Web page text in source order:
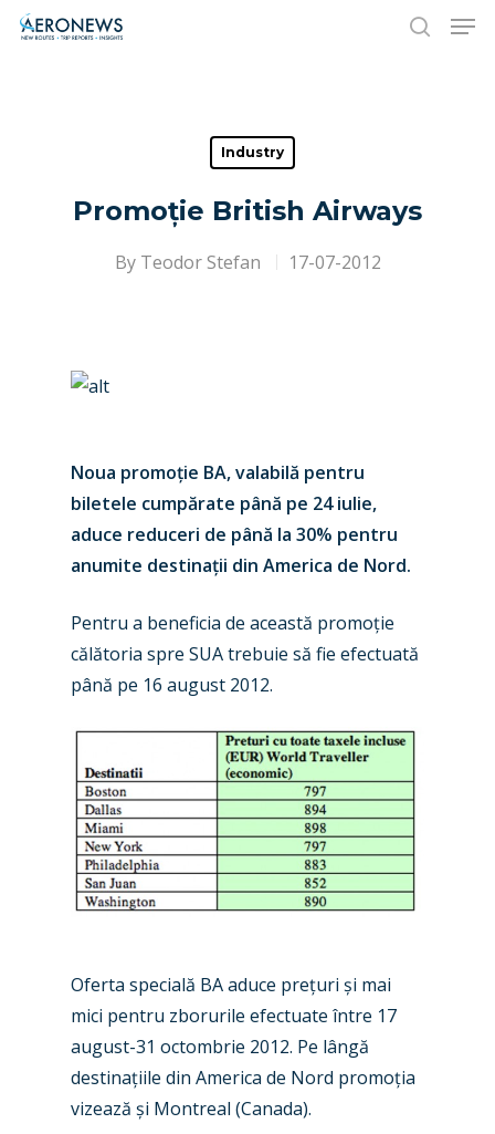
Hit enter to search or ESC to close
Industry
Promoție British Airways
By Teodor Stefan 17-07-2012
Noua promoție BA, valabilă pentru
biletele cumpărate până pe 24 iulie,
aduce reduceri de până la 30% pentru
anumite destinații din America de Nord.
Pentru a beneficia de această promoție
călătoria spre SUA trebuie să fie efectuată
până pe 16 august 2012.
Oferta specială BA aduce prețuri și mai
mici pentru zborurile efectuate între 17
august-31 octombrie 2012. Pe lângă
destinațiile din America de Nord promoția
vizează și Montreal (Canada).
New Routes
Industry
Dubai 2025
Farnborough 2024
Paris 2023
Business Jets
Military
Trip Reports